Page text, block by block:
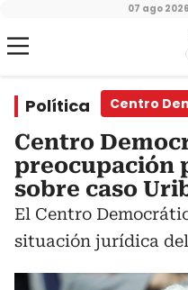
07 ago 2026
Política Centro
Centro
preocupación
sobre caso
El Centro
situación jurídica